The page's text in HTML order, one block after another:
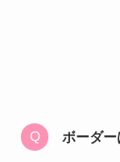
ボーダー